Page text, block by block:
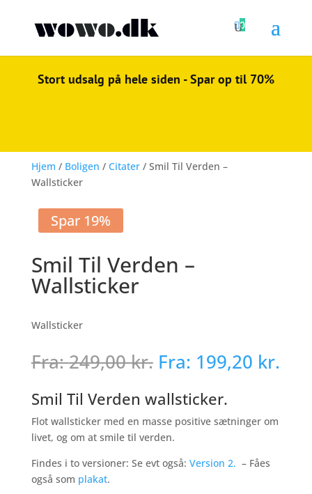
0
Stort udsalg på hele siden - Spar op til 70%
Hjem / Boligen / Citater/ Smil Til Verden –
Wallsticker
Spar 19%
Smil Til Verden –
Wallsticker
Wallsticker
Fra:249,00kr. Fra: 199,20 kr.
Smil Til Verden wallsticker.
Flot wallsticker med en masse positive sætninger om
livet, og om at smile til verden.
Findes i to versioner: Se evt også: Version 2. – Fåes
også som plakat.